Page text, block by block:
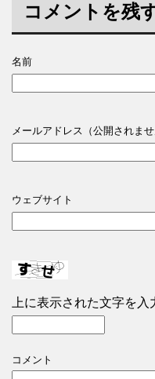
コメントを残
名前
メールアドレス（公開されませ
ウェブサイト
上に表示された文字を入
コメント